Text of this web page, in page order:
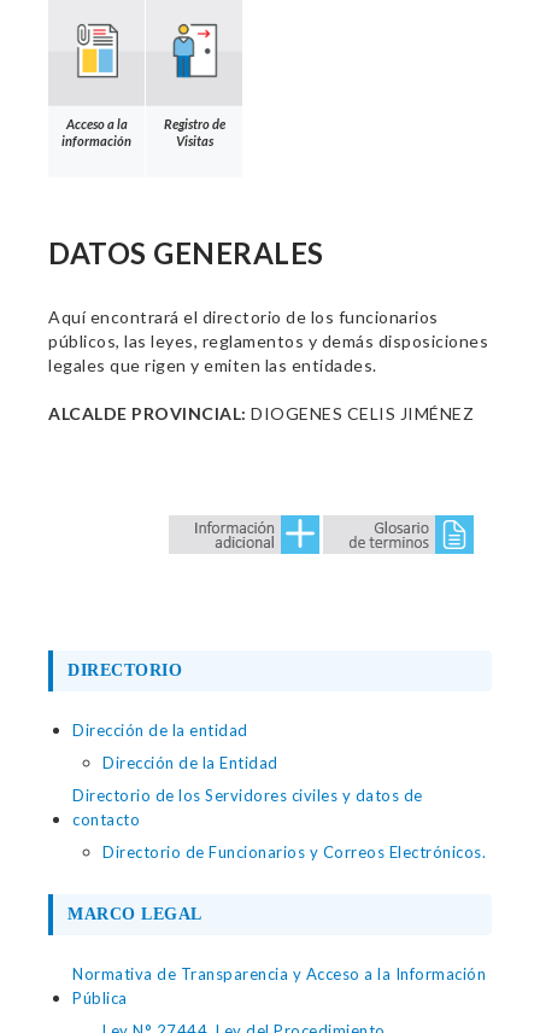
Acceso a la
información
Registro de
Visitas
DATOS GENERALES
Aquí encontrará el directorio de los funcionarios
públicos, las leyes, reglamentos y demás disposiciones
legales que rigen y emiten las entidades.
ALCALDE PROVINCIAL: DIOGENES CELIS JIMÉNEZ
DIRECTORIO
Dirección de la entidad
Dirección de la Entidad
Directorio de los Servidores civiles y datos de
contacto
Directorio de Funcionarios y Correos Electrónicos.
MARCO LEGAL
Normativa de Transparencia y Acceso a la Información
Pública